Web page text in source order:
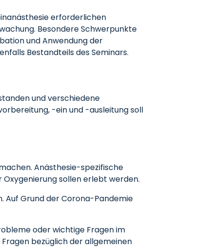
erforderlichen
Besondere Schwerpunkte
und Anwendung der
Bestandteils des Seminars.
und verschiedene
-ein und -ausleitung soll
Anästhesie-spezifische
sollen erlebt werden.
Auf Grund der Corona-Pandemie
oder wichtige Fragen im
bezüglich der allgemeinen